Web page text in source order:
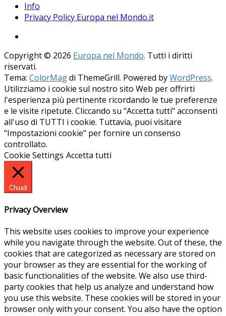
Info
Privacy Policy Europa nel Mondo.it
Copyright © 2026 Europa nel Mondo. Tutti i diritti
riservati.
Tema: ColorMagdi ThemeGrill. Powered byWordPress.
Utilizziamo i cookie sul nostro sito Web per offrirti
l'esperienza più pertinente ricordando le tue preferenze
e le visite ripetute. Cliccando su "Accetta tutti" acconsenti
all'uso di TUTTI i cookie. Tuttavia, puoi visitare
"Impostazioni cookie" per fornire un consenso
controllato.
Cookie Settings Accetta tutti
Chiudi
Privacy Overview
This website uses cookies to improve your experience
while you navigate through the website. Out of these, the
cookies that are categorized as necessary are stored on
your browser as they are essential for the working of
basic functionalities of the website. We also use third-
party cookies that help us analyze and understand how
you use this website. These cookies will be stored in your
browser only with your consent. You also have the option